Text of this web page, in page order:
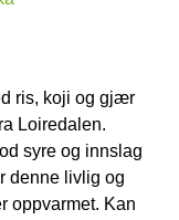
ris, koji og gjær
Loiredalen.
syre og innslag
denne livlig og
oppvarmet. Kan